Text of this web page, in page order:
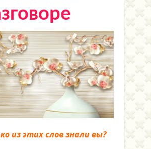
из этих слов знали вы?